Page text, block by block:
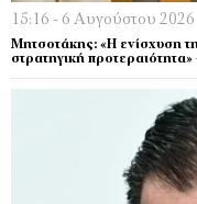
15:16 - 6 Αυγούστου 2026
Μητσοτάκης: «Η ενίσχυση
στρατηγική